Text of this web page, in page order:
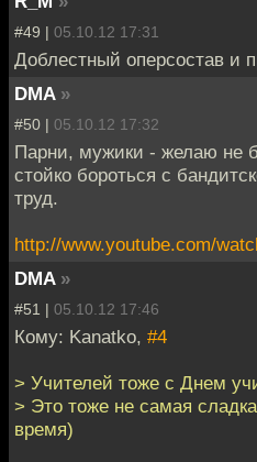
#49 | 05.10.12 17:31
Доблестный оперсостав и
DMA »
#50 | 05.10.12 17:32
Парни, мужики - желаю не
стойко бороться с
труд.
http://www.youtube.com/
DMA »
#51 | 05.10.12 17:46
Кому: Kanatko, #4
> Учителей тоже с Днем
> Это тоже не самая
время)